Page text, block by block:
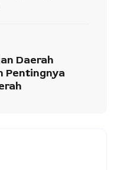
Daerah
Pentingnya